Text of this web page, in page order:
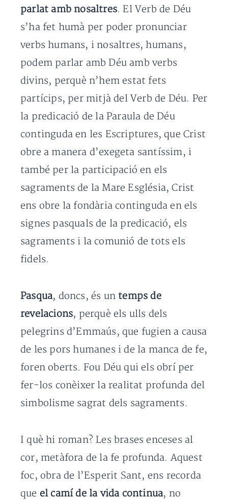
parlat amb nosaltres. El Verb de Déu
s’ha fet humà per poder pronunciar
verbs humans, i nosaltres, humans,
podem parlar amb Déu amb verbs
divins, perquè n’hem estat fets
partícips, per mitjà del Verb de Déu. Per
la predicació de la Paraula de Déu
continguda en les Escriptures, que Crist
obre a manera d’exegeta santíssim, i
també per la participació en els
sagraments de la Mare Església, Crist
ens obre la fondària continguda en els
signes pasquals de la predicació, els
sagraments i la comunió de tots els
fidels.
Pasqua, doncs, és un temps de
revelacions, perquè els ulls dels
pelegrins d’Emmaús, que fugien a causa
de les pors humanes i de la manca de fe,
foren oberts. Fou Déu qui els obrí per
fer-los conèixer la realitat profunda del
simbolisme sagrat dels sagraments.
I què hi roman? Les brases enceses al
cor, metàfora de la fe profunda. Aquest
foc, obra de l’Esperit Sant, ens recorda
que el camí de la vida continua, no